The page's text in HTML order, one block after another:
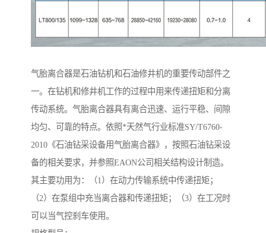
气胎离合器是石油钻机和石油修井机的重要传动部件之
一。在钻机和修井机工作的过程中用来传递扭矩和分离
传动系统。气胎离合器具有离合迅速、运行平稳、间隙
均匀、可靠的特点。依照*天然气行业标准SY/T6760-
2010《石油钻采设备用气胎离合器》，按照石油钻采设
备的相关要求，并参照EAON公司相关结构设计制造。
其主要功用为：（1）在动力传输系统中传递扭矩；
（2）在泵组中充当离合器和传递扭矩；（3）在工况时
可以当气控刹车使用。